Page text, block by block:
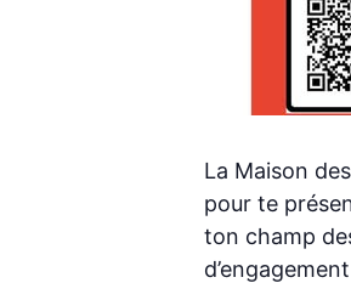
La Maison
pour te
ton champ